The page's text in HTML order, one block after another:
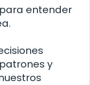
entender
y